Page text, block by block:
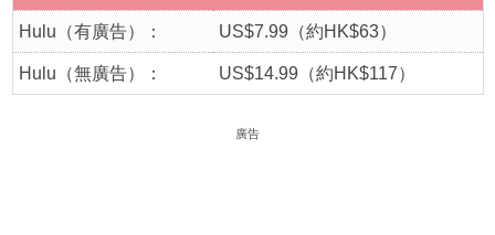
Hulu（有廣告）： US$7.99（約HK$63）
Hulu（無廣告）： US$14.99（約HK$117）
廣告